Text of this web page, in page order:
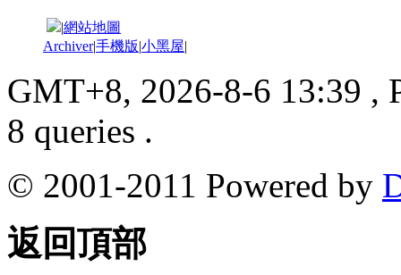
|網站地圖
Archiver|手機版|小黑屋|
GMT+8, 2026-8-6 13:39 ,
8 queries .
© 2001-2011 Powered by
返回頂部